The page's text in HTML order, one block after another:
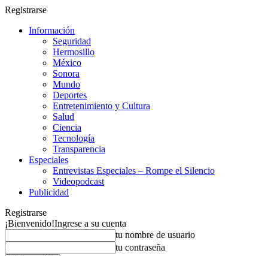
Registrarse
Información
Seguridad
Hermosillo
México
Sonora
Mundo
Deportes
Entretenimiento y Cultura
Salud
Ciencia
Tecnología
Transparencia
Especiales
Entrevistas Especiales – Rompe el Silencio
Videopodcast
Publicidad
Registrarse
¡Bienvenido!Ingrese a su cuenta
tu nombre de usuario
tu contraseña